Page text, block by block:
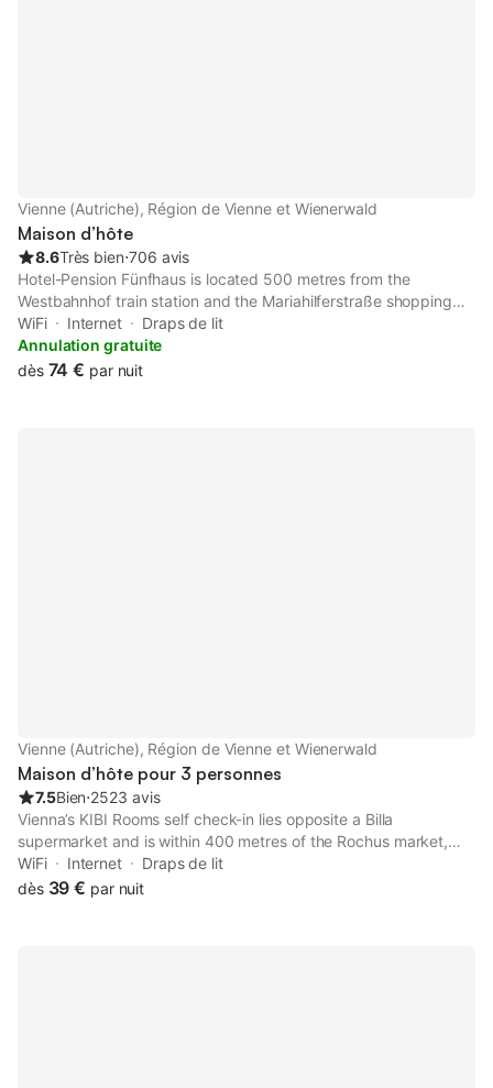
Vienne (Autriche), Région de Vienne et Wienerwald
Maison d’hôte
8.6Très bien⋅706 avis
Hotel-Pension Fünfhaus is located 500 metres from the
Westbahnhof train station and the Mariahilferstraße shopping
street and offers a courtyard and little garden for guests.
WiFi Internet
Draps de lit
Annulation gratuite
dès 74 € par nuit
Vienne (Autriche), Région de Vienne et Wienerwald
Maison d’hôte pour 3 personnes
7.5Bien⋅2523 avis
Vienna’s KIBI Rooms self check-in lies opposite a Billa
supermarket and is within 400 metres of the Rochus market,
public garage parking, the U3 metro station Rochusgasse, a
bus station, the Akakiko Japanese restaurant and the Das
WiFi Internet
Draps de lit
dès 39 € par nuit